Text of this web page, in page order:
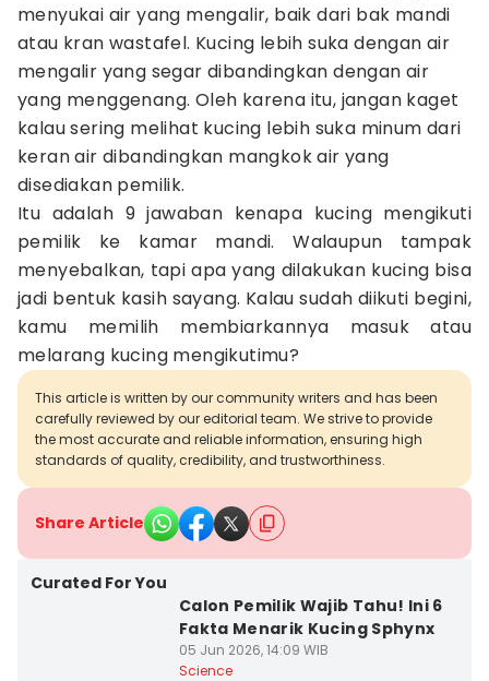
menyukai air yang mengalir, baik dari bak mandi
atau kran wastafel. Kucing lebih suka dengan air
mengalir yang segar dibandingkan dengan air
yang menggenang. Oleh karena itu, jangan kaget
kalau sering melihat kucing lebih suka minum dari
keran air dibandingkan mangkok air yang
disediakan pemilik.
Itu adalah 9 jawaban kenapa kucing mengikuti
pemilik ke kamar mandi. Walaupun tampak
menyebalkan, tapi apa yang dilakukan kucing bisa
jadi bentuk kasih sayang. Kalau sudah diikuti begini,
kamu memilih membiarkannya masuk atau
melarang kucing mengikutimu?
This article is written by our community writers and has been
carefully reviewed by our editorial team. We strive to provide
the most accurate and reliable information, ensuring high
standards of quality, credibility, and trustworthiness.
Share Article
Curated For You
Calon Pemilik Wajib Tahu! Ini 6
Fakta Menarik Kucing Sphynx
05 Jun 2026, 14:09 WIB
Science